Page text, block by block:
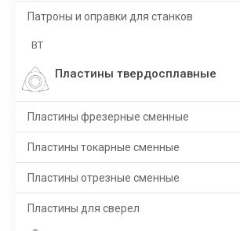
Патроны и оправки для станков
BT
Пластины твердосплавные
Пластины фрезерные сменные
Пластины токарные сменные
Пластины отрезные сменные
Пластины для сверел